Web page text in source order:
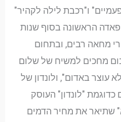
ו"רכבת לילה לקהיר"
הראשונה בסוף שנות
מחאה רבים, ובתחום
מחכים למשיח של שלום
עוצר באדום", ולונדון של
כדוגמת "לונדון" העוסק
שתיאר את מחיר הדמים